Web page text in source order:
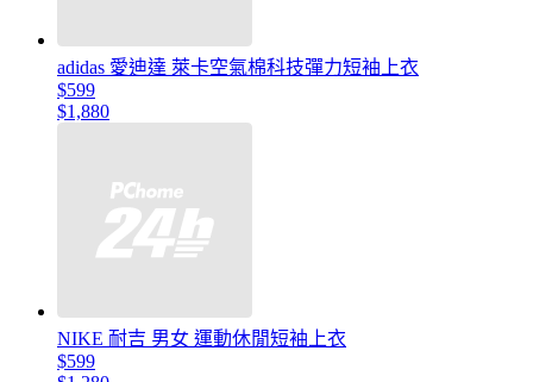
adidas 愛迪達 萊卡空氣棉科技彈力短袖上衣
$599
$1,880
NIKE 耐吉 男女 運動休閒短袖上衣
$599